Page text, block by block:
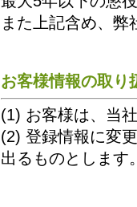
また上記含め、
お客様情報の取り
(1) お客様は、当
(2) 登録情報に変
出るものとします